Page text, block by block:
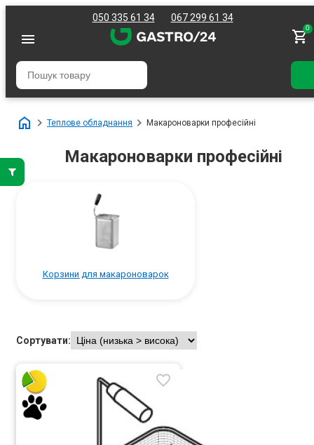
050 335 61 34 067 299 61 34
0
Теплове обладнання Макароноварки професійні
Макароноварки професійні
Корзини для макароноварок
Сортувати: